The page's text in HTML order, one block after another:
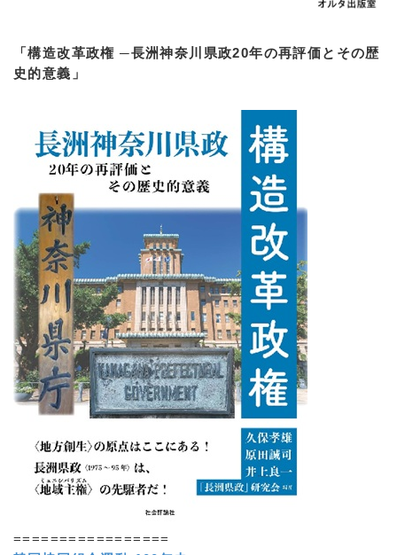
「構造改革政権 ─長洲神奈川県政20年の再評価とその歴
史的意義」
=================